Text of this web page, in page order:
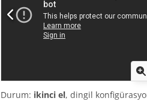
Durum: ikinci el, dingil